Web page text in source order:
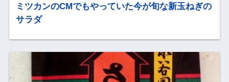
ミツカンのCMでもやっていた今が旬な新玉ねぎの
サラダ